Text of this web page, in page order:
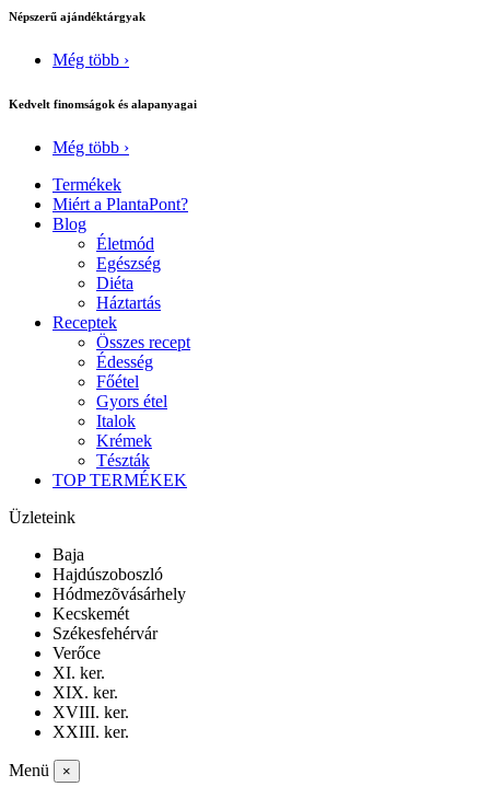
Népszerű ajándéktárgyak
Még több ›
Kedvelt finomságok és alapanyagai
Még több ›
Termékek
Miért a PlantaPont?
Blog
Életmód
Egészség
Diéta
Háztartás
Receptek
Összes recept
Édesség
Főétel
Gyors étel
Italok
Krémek
Tészták
TOP TERMÉKEK
Üzleteink
Baja
Hajdúszoboszló
Hódmezõvásárhely
Kecskemét
Székesfehérvár
Verőce
XI. ker.
XIX. ker.
XVIII. ker.
XXIII. ker.
Menü ×